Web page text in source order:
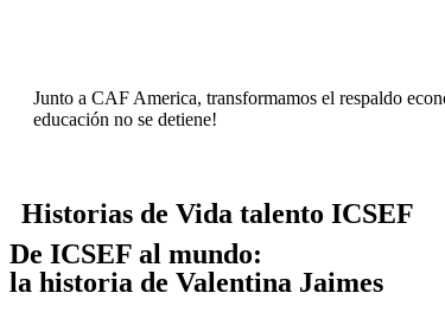
Junto a CAF America, transformamos el respaldo
educación no se detiene!
Historias de Vida talento ICSEF
De ICSEF al mundo:
la historia de Valentina Jaimes